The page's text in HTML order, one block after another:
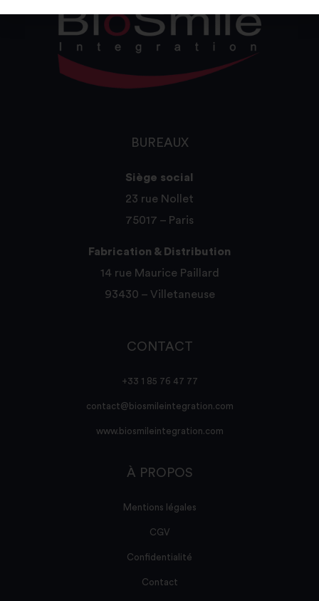
BUREAUX
Siège social
23 rue Nollet
75017 – Paris
Fabrication & Distribution
14 rue Maurice Paillard
93430 – Villetaneuse
CONTACT
+33 1 85 76 47 77
contact@biosmileintegration.com
www.biosmileintegration.com
À PROPOS
Mentions légales
CGV
Confidentialité
Contact